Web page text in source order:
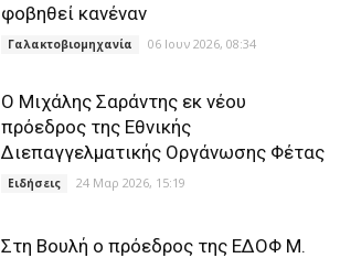
φοβηθεί κανέναν
Γαλακτοβιομηχανία 06 Ιουν 2026, 08:34
Ο Μιχάλης Σαράντης εκ νέου
πρόεδρος της Εθνικής
Διεπαγγελματικής Οργάνωσης Φέτας
Ειδήσεις 24 Μαρ 2026, 15:19
Στη Βουλή o πρόεδρος της ΕΔΟΦ Μ.